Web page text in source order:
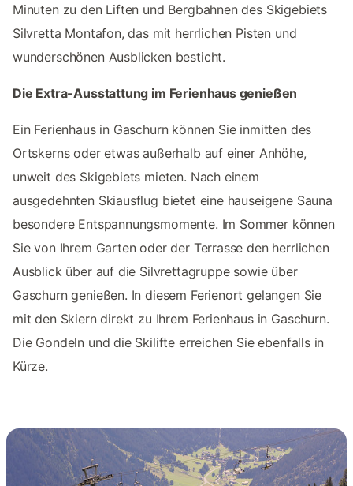
Minuten zu den Liften und Bergbahnen des Skigebiets
Silvretta Montafon, das mit herrlichen Pisten und
wunderschönen Ausblicken besticht.
Die Extra-Ausstattung im Ferienhaus genießen
Ein Ferienhaus in Gaschurn können Sie inmitten des
Ortskerns oder etwas außerhalb auf einer Anhöhe,
unweit des Skigebiets mieten. Nach einem
ausgedehnten Skiausflug bietet eine hauseigene Sauna
besondere Entspannungsmomente. Im Sommer können
Sie von Ihrem Garten oder der Terrasse den herrlichen
Ausblick über auf die Silvrettagruppe sowie über
Gaschurn genießen. In diesem Ferienort gelangen Sie
mit den Skiern direkt zu Ihrem Ferienhaus in Gaschurn.
Die Gondeln und die Skilifte erreichen Sie ebenfalls in
Kürze.